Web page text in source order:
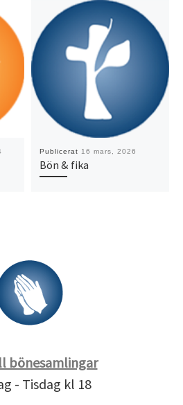
Publicerat 16 mars, 2026
Bön & fika
bönesamlingar
- Tisdag kl 18